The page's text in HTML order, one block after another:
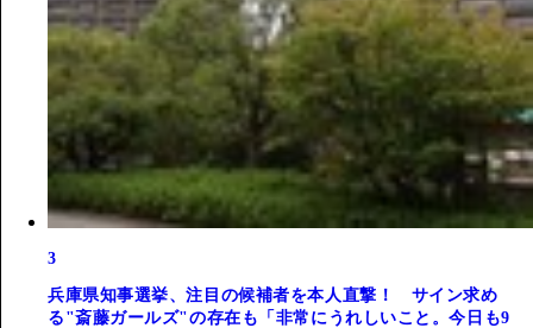
3
兵庫県知事選挙、注目の候補者を本人直撃！ サイン求め
る"斎藤ガールズ"の存在も「非常にうれしいこと。今日も9